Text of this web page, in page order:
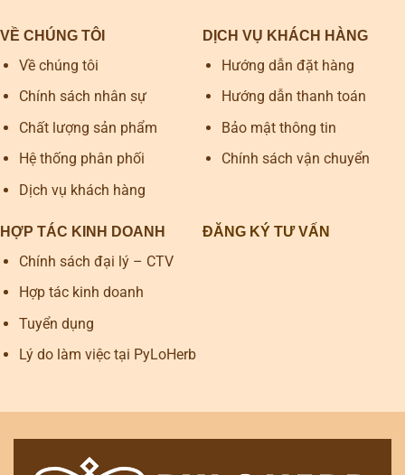
VỀ CHÚNG TÔI
Về chúng tôi
Chính sách nhân sự
Chất lượng sản phẩm
Hệ thống phân phối
Dịch vụ khách hàng
DỊCH VỤ KHÁCH HÀNG
Hướng dẫn đặt hàng
Hướng dẫn thanh toán
Bảo mật thông tin
Chính sách vận chuyển
HỢP TÁC KINH DOANH
Chính sách đại lý – CTV
Hợp tác kinh doanh
Tuyển dụng
Lý do làm việc tại PyLoHerb
ĐĂNG KÝ TƯ VẤN